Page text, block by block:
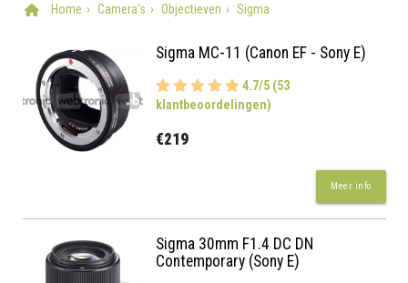
Home Camera's Objectieven Sigma
Sigma MC-11 (Canon EF - Sony E)
4.7/5 (53
klantbeoordelingen)
€219
Meer info
Sigma 30mm F1.4 DC DN
Contemporary (Sony E)